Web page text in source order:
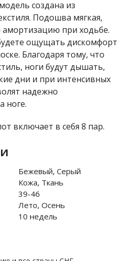
создана из
Подошва мягкая,
при ходьбе.
ощущать дискомфорт
Благодаря тому, что
ноги будут дышать,
дни и при интенсивных
надежно
ноге.
включает в себя 8 пар.
Бежевый, Серый
Кожа, Ткань
39-46
Лето, Осень
10 недель